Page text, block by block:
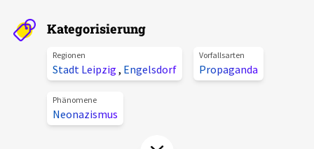
Spenden
Kategorisierung
Regionen
Stadt Leipzig , Engelsdorf
Vorfallsarten
Propaganda
Phänomene
Neonazismus